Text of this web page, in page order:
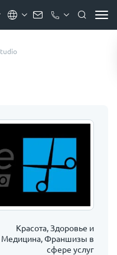
Красота, Здоровье и
Медицина, Франшизы в
сфере услуг